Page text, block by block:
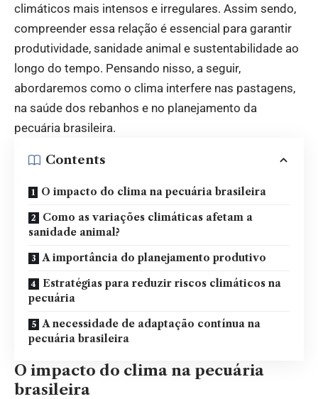
climáticos mais intensos e irregulares. Assim sendo,
compreender essa relação é essencial para garantir
produtividade, sanidade animal e sustentabilidade ao
longo do tempo. Pensando nisso, a seguir,
abordaremos como o clima interfere nas pastagens,
na saúde dos rebanhos e no planejamento da
pecuária brasileira.
Contents
O impacto do clima na pecuária brasileira
Como as variações climáticas afetam a
sanidade animal?
A importância do planejamento produtivo
Estratégias para reduzir riscos climáticos na
pecuária
A necessidade de adaptação contínua na
pecuária brasileira
O impacto do clima na pecuária
brasileira